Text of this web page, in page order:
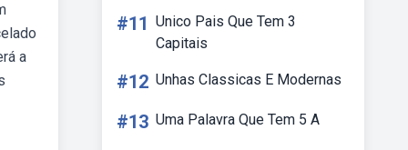
a
#11 Unico Pais Que Tem 3
Capitais
#12 Unhas Classicas E Modernas
#13 Uma Palavra Que Tem 5 A